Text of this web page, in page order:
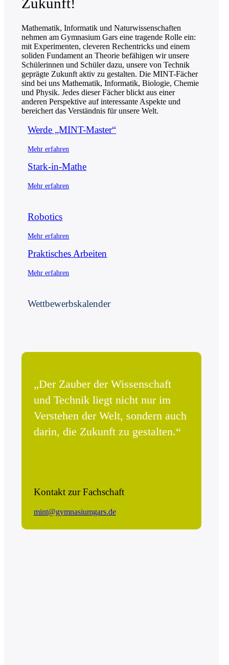
Mathematik, Informatik und Natur­wissen­schaften
nehmen am Gymnasium Gars eine tragende Rolle ein:
mit Experimenten, cleveren Rechen­tricks und einem
soliden Fundament an Theorie befähigen wir unsere
Schülerinnen und Schüler dazu, unsere von Technik
geprägte Zukunft aktiv zu gestalten. Die MINT-Fächer
sind bei uns Mathematik, Informatik, Biologie, Chemie
und Physik. Jedes dieser Fächer blickt aus einer
anderen Perspektive auf interessante Aspekte und
bereichert das Verständnis für unsere Welt.
Werde „MINT-Master“
Mehr erfahren
Stark-in-Mathe
Mehr erfahren
Robotics
Mehr erfahren
Praktisches Arbeiten
Mehr erfahren
Wett­bewerbs­kalender
„Der Zauber der Wissenschaft
und Technik liegt nicht nur im
Verstehen der Welt, sondern auch
darin, die Zukunft zu gestalten.“
Kontakt zur Fachschaft
mint@gymnasiumgars.de